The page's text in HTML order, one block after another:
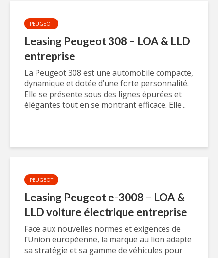
PEUGEOT
Leasing Peugeot 308 – LOA & LLD
entreprise
La Peugeot 308 est une automobile compacte,
dynamique et dotée d’une forte personnalité.
Elle se présente sous des lignes épurées et
élégantes tout en se montrant efficace. Elle...
PEUGEOT
Leasing Peugeot e-3008 – LOA &
LLD voiture électrique entreprise
Face aux nouvelles normes et exigences de
l’Union européenne, la marque au lion adapte
sa stratégie et sa gamme de véhicules pour